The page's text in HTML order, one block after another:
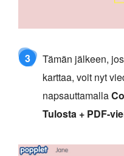
3
Tämän jälkeen,
karttaa, voit nyt
napsauttamalla
Tulosta + PDF-